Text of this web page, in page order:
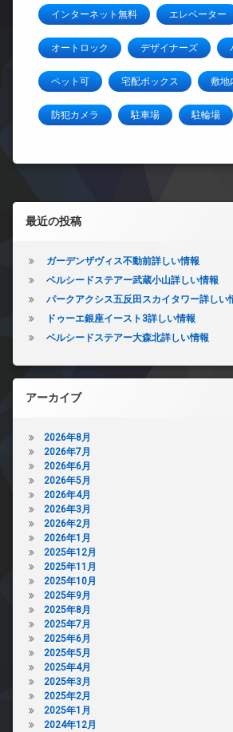
インターネット無料 エレベーター
オートロック デザイナーズ
ペット可 宅配ボックス 敷地
防犯カメラ 駐車場 駐輪場
左サイドバー
最近の投稿
ガーデンザヴィス不動前詳しい情報
ベルシードステアー武蔵小山詳しい情報
パークアクシス五反田スカイタワー詳しい
ドゥーエ銀座イースト3詳しい情報
ベルシードステアー大森北詳しい情報
アーカイブ
2026年8月
2026年7月
2026年6月
2026年5月
2026年4月
2026年3月
2026年2月
2026年1月
2025年12月
2025年11月
2025年10月
2025年9月
2025年8月
2025年7月
2025年6月
2025年5月
2025年4月
2025年3月
2025年2月
2025年1月
2024年12月